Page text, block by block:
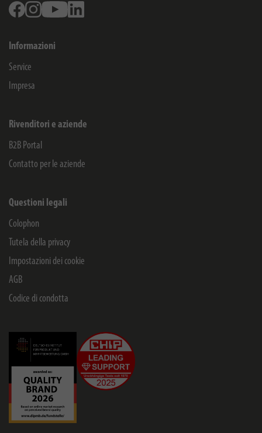
FacebookInstagramYoutube
Informazioni
Service
Impresa
Rivenditori e aziende
B2B Portal
Contatto per le aziende
Questioni legali
Colophon
Tutela della privacy
Impostazioni dei cookie
AGB
Codice di condotta